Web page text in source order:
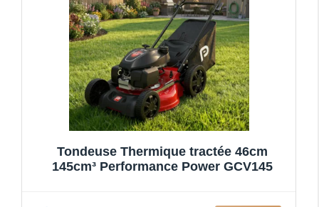
Tondeuse Thermique tractée 46cm
145cm³ Performance Power GCV145